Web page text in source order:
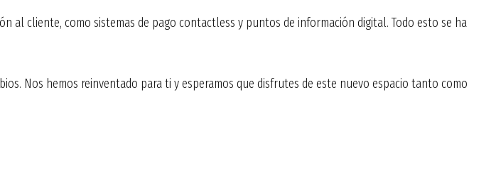
al cliente, como sistemas de pago contactless y puntos de información digital. Todo esto se ha
Nos hemos reinventado para ti y esperamos que disfrutes de este nuevo espacio tanto como